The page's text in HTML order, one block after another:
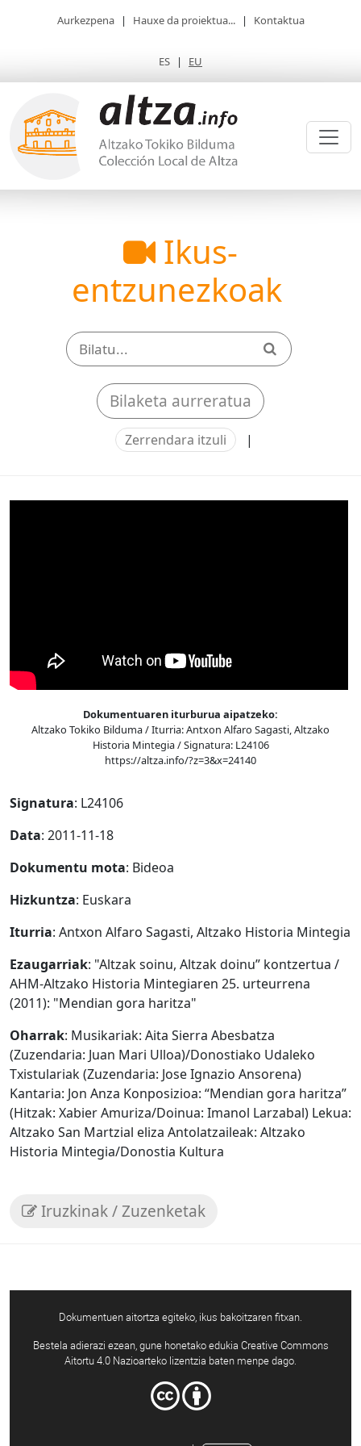
Aurkezpena | Hauxe da proiektua... | Kontaktua
ES | EU
Ikus-
entzunezkoak
Bilaketa aurreratua
Zerrendara itzuli |
Dokumentuaren iturburua aipatzeko:
Altzako Tokiko Bilduma / Iturria: Antxon Alfaro Sagasti, Altzako
Historia Mintegia / Signatura: L24106
https://altza.info/?z=3&x=24140
Signatura: L24106
Data: 2011-11-18
Dokumentu mota: Bideoa
Hizkuntza: Euskara
Iturria: Antxon Alfaro Sagasti, Altzako Historia Mintegia
Ezaugarriak: "Altzak soinu, Altzak doinu” kontzertua /
AHM-Altzako Historia Mintegiaren 25. urteurrena
(2011): "Mendian gora haritza"
Oharrak: Musikariak: Aita Sierra Abesbatza
(Zuzendaria: Juan Mari Ulloa)/Donostiako Udaleko
Txistulariak (Zuzendaria: Jose Ignazio Ansorena)
Kantaria: Jon Anza Konposizioa: “Mendian gora haritza”
(Hitzak: Xabier Amuriza/Doinua: Imanol Larzabal) Lekua:
Altzako San Martzial eliza Antolatzaileak: Altzako
Historia Mintegia/Donostia Kultura
Iruzkinak / Zuzenketak
Dokumentuen aitortza egiteko, ikus bakoitzaren fitxan.
Bestela adierazi ezean, gune honetako edukia Creative Commons
Aitortu 4.0 Nazioarteko lizentzia baten menpe dago.